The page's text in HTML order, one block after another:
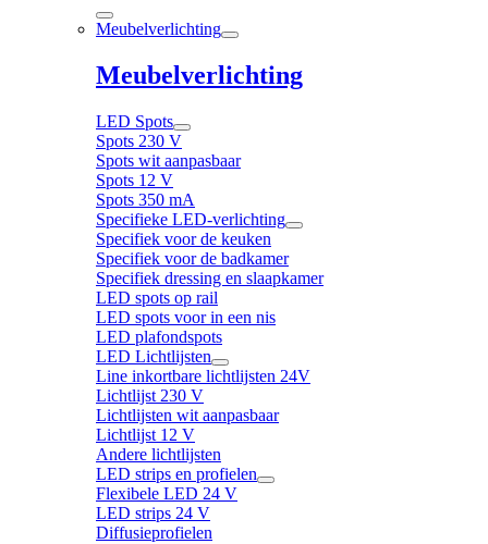
Meubelverlichting
Meubelverlichting
LED Spots
Spots 230 V
Spots wit aanpasbaar
Spots 12 V
Spots 350 mA
Specifieke LED-verlichting
Specifiek voor de keuken
Specifiek voor de badkamer
Specifiek dressing en slaapkamer
LED spots op rail
LED spots voor in een nis
LED plafondspots
LED Lichtlijsten
Line inkortbare lichtlijsten 24V
Lichtlijst 230 V
Lichtlijsten wit aanpasbaar
Lichtlijst 12 V
Andere lichtlijsten
LED strips en profielen
Flexibele LED 24 V
LED strips 24 V
Diffusieprofielen